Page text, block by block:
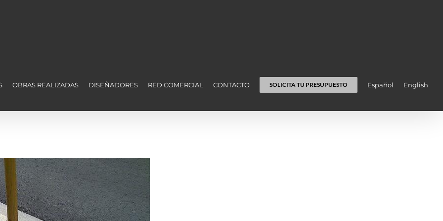
OBRAS REALIZADAS DISEÑADORES RED COMERCIAL CONTACTO SOLICITA TU PRESUPUESTO Español English